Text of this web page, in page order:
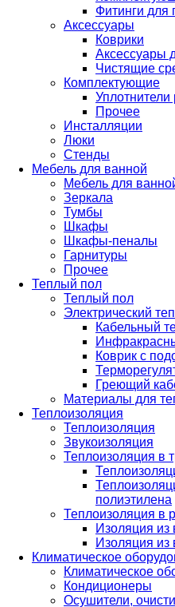
Фитинги для
Аксессуары
Коврики
Аксессуары
Чистящие
Комплектующие
Прочее
Инсталляции
Люки
Стенды
Мебель для ванной
Мебель для
Зеркала
Тумбы
Шкафы
Шкафы-пеналы
Гарнитуры
Прочее
Теплый пол
Теплый пол
Электрический
Кабельный
Коврик с
Греющий
Материалы для
Теплоизоляция
Теплоизоляция
Звукоизоляция
Теплоизоляция в
полиэтилена
Теплоизоляция в
Изоляция из
Изоляция из
Климатическое
Климатическое
Кондиционеры
Осушители,